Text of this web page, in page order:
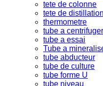
tete de colonne
tete de distillation
thermometre
tube a centrifuger
tube a essai
Tube a
tube abducteur
tube de culture
tube forme U
tube niveau